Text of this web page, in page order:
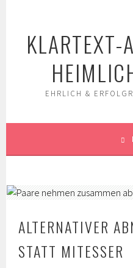
KLARTEXT-
EHRLICH &
ALTERNATIVER
STATT MITESSER